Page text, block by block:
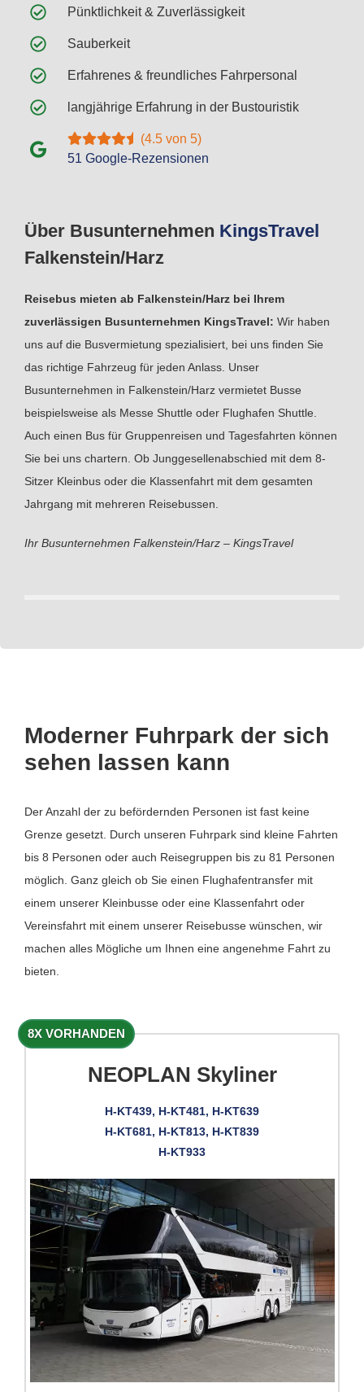
Über Busunternehmen KingsTravel
Falkenstein/Harz
Reisebus mieten ab Falkenstein/Harz bei Ihrem
zuverlässigen Busunternehmen KingsTravel: Wir haben
uns auf die Busvermietung spezialisiert, bei uns finden Sie
das richtige Fahrzeug für jeden Anlass. Unser
Busunternehmen in Falkenstein/Harz vermietet Busse
beispielsweise als Messe Shuttle oder Flughafen Shuttle.
Auch einen Bus für Gruppenreisen und Tagesfahrten können
Sie bei uns chartern. Ob Junggesellenabschied mit dem 8-
Sitzer Kleinbus oder die Klassenfahrt mit dem gesamten
Jahrgang mit mehreren Reisebussen.
Ihr Busunternehmen Falkenstein/Harz – KingsTravel
Pünktlichkeit & Zuverlässigkeit
Sauberkeit
Erfahrenes & freundliches Fahrpersonal
langjährige Erfahrung in der Bustouristik
(4.5 von 5)
51 Google-Rezensionen
Moderner Fuhrpark der sich
sehen lassen kann
Der Anzahl der zu befördernden Personen ist fast keine
Grenze gesetzt. Durch unseren Fuhrpark sind kleine Fahrten
bis 8 Personen oder auch Reisegruppen bis zu 81 Personen
möglich. Ganz gleich ob Sie einen Flughafentransfer mit
einem unserer Kleinbusse oder eine Klassenfahrt oder
Vereinsfahrt mit einem unserer Reisebusse wünschen, wir
machen alles Mögliche um Ihnen eine angenehme Fahrt zu
bieten.
8X VORHANDEN
NEOPLAN Skyliner
H-KT439, H-KT481, H-KT639
H-KT681, H-KT813, H-KT839
H-KT933